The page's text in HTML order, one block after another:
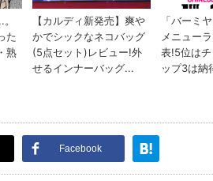
Facebook